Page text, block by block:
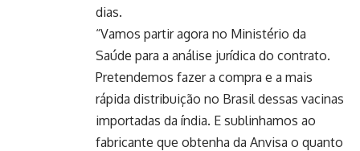
dias.
“Vamos partir agora no Ministério da
Saúde para a análise jurídica do contrato.
Pretendemos fazer a compra e a mais
rápida distribuição no Brasil dessas vacinas
importadas da índia. E sublinhamos ao
fabricante que obtenha da Anvisa o quanto